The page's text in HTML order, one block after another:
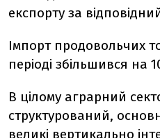
експорту за
Імпорт продовольчих
періоді збільшився на
В цілому аграрний
структурований,
великі вертикально